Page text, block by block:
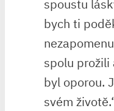
spoustu
bych ti
spolu prožili
byl oporou.
svém